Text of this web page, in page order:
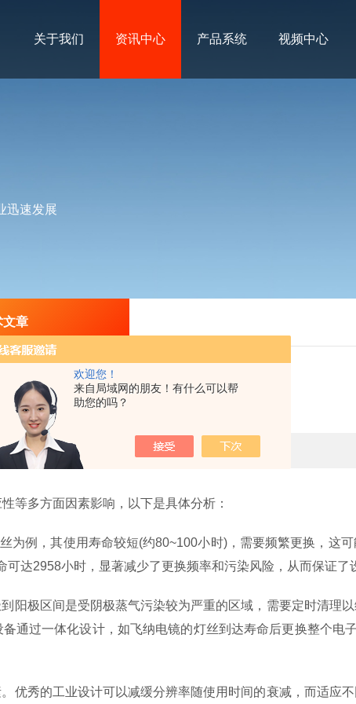
欢迎您！
来自局域网的朋友！有什么可以帮
助您的吗？
关于我们 资讯中心 产品系统 视频中心
迅速发展
文章
EDS扫描电镜的稳定性
更新时间：2025-05-29 点击次数：734
等多方面因素影响，以下是具体分析：
例，其使用寿命较短(约80~100小时)，需要频繁更换，这
达2958小时，显著减少了更换频率和污染风险，从而保证了
极区间是受阴极蒸气污染较为严重的区域，需要定时清理
通过一体化设计，如飞纳电镜的灯丝到达寿命后更换整个电
秀的工业设计可以减缓分辨率随使用时间的衰减，而适应